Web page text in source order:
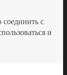
соединить с
и